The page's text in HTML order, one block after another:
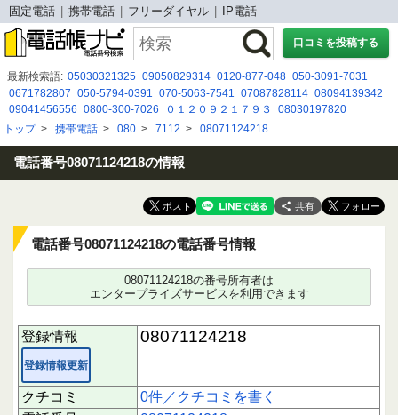
固定電話 携帯電話 フリーダイヤル IP電話
口コミを投稿する
最新検索語: 05030321325 09050829314 0120-877-048 050-3091-7031
0671782807 050-5794-0391 070-5063-7541 07087828114 08094139342
09041456556 0800-300-7026 ０１２０９２１７９３
08030197820
08005001127 092-688-1517 0120977037 070-2003-8004
0675264700 09055291359 0120926483 050-5292-0481 08051298806
0120 426 421 07032263370
トップ> 携帯電話 > 080 > 7112 > 08071124218
電話番号08071124218の情報
共有
電話番号08071124218の電話番号情報
08071124218の番号所有者は
エンタープライズサービスを利用できます
登録情報
登録情報更新
08071124218
クチコミ
0件／クチコミを書く